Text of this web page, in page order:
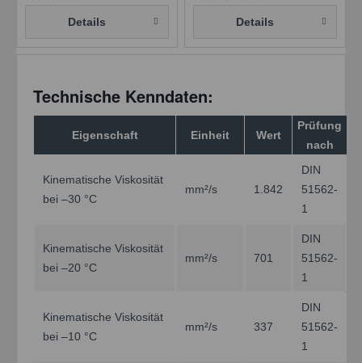
Details Details
Technische Kenndaten:
Eigenschaft Einheit Wert
Prüfung
nach
Kinematische Viskosität
bei –30 °C
mm²/s 1.842
DIN
51562-
1
Kinematische Viskosität
bei –20 °C
mm²/s 701
DIN
51562-
1
Kinematische Viskosität
bei –10 °C
mm²/s 337
DIN
51562-
1